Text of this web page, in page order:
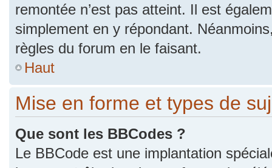
remontée n’est pas atteint. Il est
simplement en y répondant.
règles du forum en le faisant.
Haut
Mise en forme et types de
Que sont les BBCodes ?
Le BBCode est une implantation